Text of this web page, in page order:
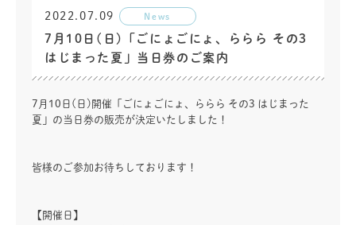
2022.07.09 News
7月10日(日)「ごにょごにょ、ららら その3
はじまった夏」当日券のご案内
7月10日(日)開催「ごにょごにょ、ららら その3 はじまった
夏」の当日券の販売が決定いたしました！
皆様のご参加お待ちしております！
【開催日】